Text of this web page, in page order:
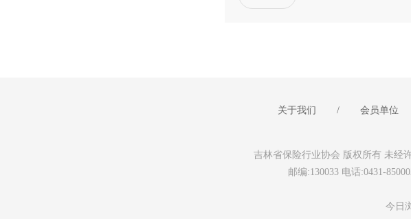
关于我们 / 会员单位
吉林省保险行业协会 版权所有 未经
邮编:130033 电话:0431-
今日